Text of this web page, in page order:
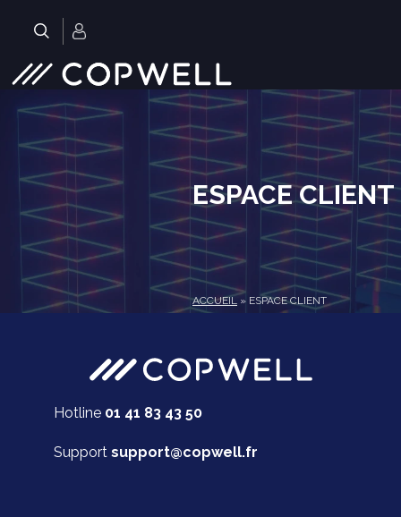
.
ESPACE CLIENT
ACCUEIL » ESPACE CLIENT
Hotline 01 41 83 43 50
Support support@copwell.fr